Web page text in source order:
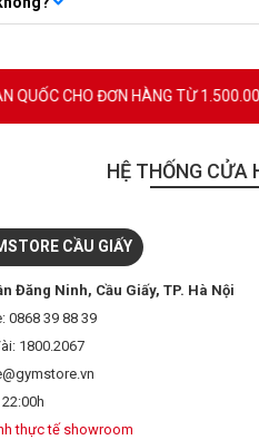
CHO ĐƠN HÀNG TỪ 1.500.000Đ
HỆ THỐNG CỬA
CẦU GIẤY
Đăng Ninh, Cầu Giấy, TP. Hà Nội
0868 39 88 39
1800.2067
thực tế showroom